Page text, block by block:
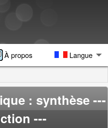
À propos Langue
: synthèse ---
---